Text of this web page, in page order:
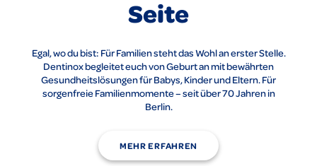
Seite
Egal, wo du bist: Für Familien steht das Wohl an erster Stelle.
Dentinox begleitet euch von Geburt an mit bewährten
Gesundheitslösungen für Babys, Kinder und Eltern. Für
sorgenfreie Familienmomente – seit über 70 Jahren in
Berlin.
MEHR ERFAHREN